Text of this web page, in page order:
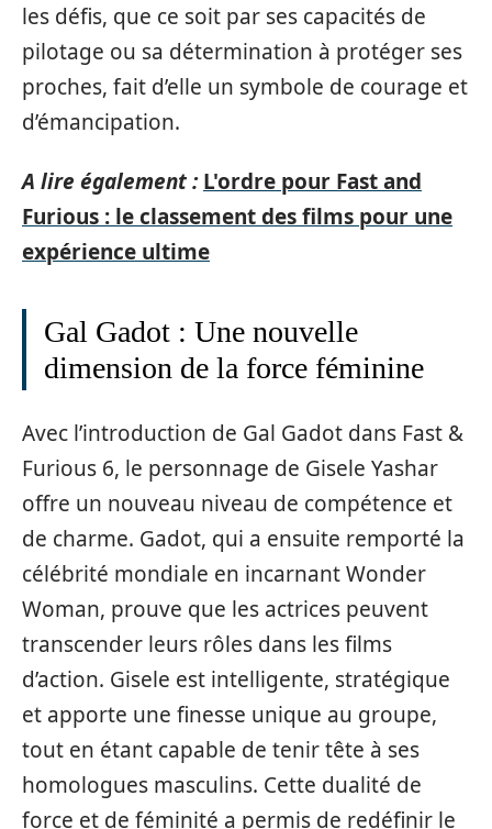
les défis, que ce soit par ses capacités de
pilotage ou sa détermination à protéger ses
proches, fait d’elle un symbole de courage et
d’émancipation.
A lire également : L'ordre pour Fast and
Furious : le classement des films pour une
expérience ultime
Gal Gadot : Une nouvelle
dimension de la force féminine
Avec l’introduction de Gal Gadot dans Fast &
Furious 6, le personnage de Gisele Yashar
offre un nouveau niveau de compétence et
de charme. Gadot, qui a ensuite remporté la
célébrité mondiale en incarnant Wonder
Woman, prouve que les actrices peuvent
transcender leurs rôles dans les films
d’action. Gisele est intelligente, stratégique
et apporte une finesse unique au groupe,
tout en étant capable de tenir tête à ses
homologues masculins. Cette dualité de
force et de féminité a permis de redéfinir le